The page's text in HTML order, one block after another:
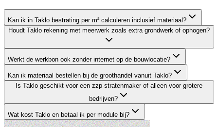
Kan ik in Taklo bestrating per m² calculeren inclusief materiaal?
Houdt Taklo rekening met meerwerk zoals extra grondwerk of ophogen?
Werkt de werkbon ook zonder internet op de bouwlocatie?
Kan ik materiaal bestellen bij de groothandel vanuit Taklo?
Is Taklo geschikt voor een zzp-stratenmaker of alleen voor grotere
bedrijven?
Wat kost Taklo en betaal ik per module bij?